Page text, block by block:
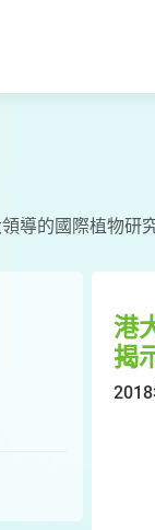
導的國際植物研
港
揭